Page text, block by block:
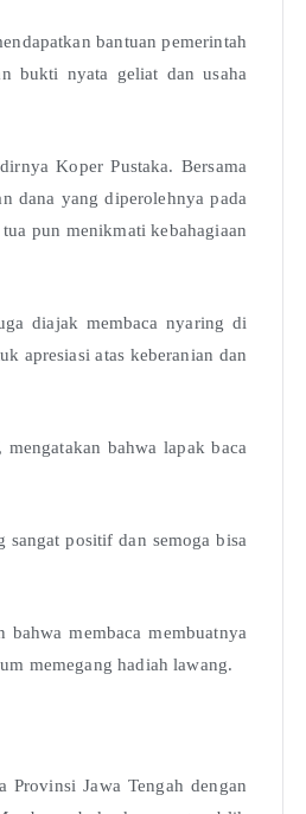
bantuan pemerintah
bukti nyata geliat dan usaha
Koper Pustaka. Bersama
dana yang diperolehnya pada
pun menikmati kebahagiaan
diajak membaca nyaring di
apresiasi atas keberanian dan
bahwa lapak baca
positif dan semoga bisa
bahwa membaca membuatnya
memegang hadiah lawang.
Jawa Tengah dengan